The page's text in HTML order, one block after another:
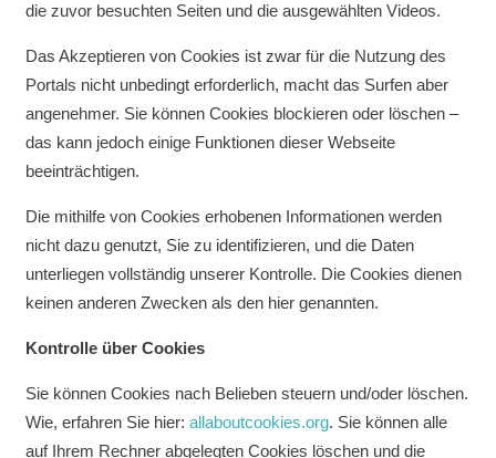
die zuvor besuchten Seiten und die ausgewählten Videos.
Das Akzeptieren von Cookies ist zwar für die Nutzung des
Portals nicht unbedingt erforderlich, macht das Surfen aber
angenehmer. Sie können Cookies blockieren oder löschen –
das kann jedoch einige Funktionen dieser Webseite
beeinträchtigen.
Die mithilfe von Cookies erhobenen Informationen werden
nicht dazu genutzt, Sie zu identifizieren, und die Daten
unterliegen vollständig unserer Kontrolle. Die Cookies dienen
keinen anderen Zwecken als den hier genannten.
Kontrolle über Cookies
Sie können Cookies nach Belieben steuern und/oder löschen.
Wie, erfahren Sie hier: allaboutcookies.org. Sie können alle
auf Ihrem Rechner abgelegten Cookies löschen und die